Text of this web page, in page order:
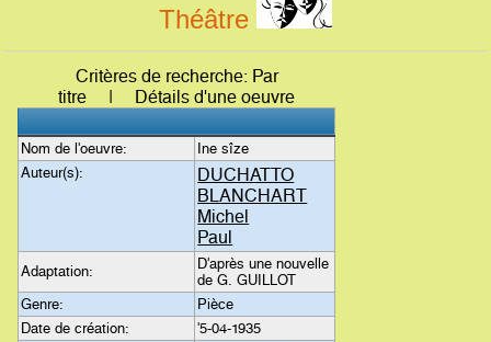
Théâtre
Critères de recherche: Par
titre | Détails d'une oeuvre
Nom de l'oeuvre:
Ine sîze
Auteur(s):
DUCHATTO
BLANCHART
Michel
Paul
Adaptation:
D'après une nouvelle
de G. GUILLOT
Genre:
Pièce
Date de création:
'5-04-1935